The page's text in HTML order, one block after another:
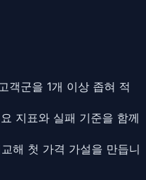
객군을 1개 이상 좁혀 적
지표와 실패 기준을 함께
해 첫 가격 가설을 만듭니